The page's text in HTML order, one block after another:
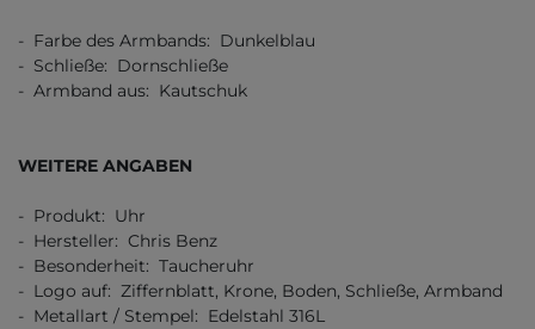
- Farbe des Armbands: Dunkelblau
- Schließe: Dornschließe
- Armband aus: Kautschuk
WEITERE ANGABEN
- Produkt: Uhr
- Hersteller: Chris Benz
- Besonderheit: Taucheruhr
- Logo auf: Ziffernblatt, Krone, Boden, Schließe, Armband
- Metallart / Stempel: Edelstahl 316L